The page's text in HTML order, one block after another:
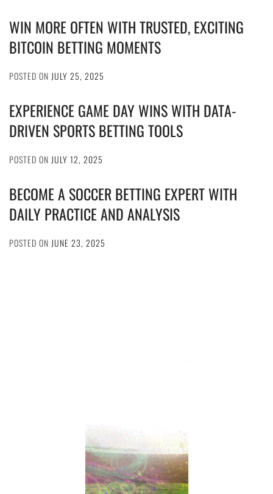
WIN MORE OFTEN WITH TRUSTED, EXCITING
BITCOIN BETTING MOMENTS
POSTED ON JULY 25, 2025
EXPERIENCE GAME DAY WINS WITH DATA-
DRIVEN SPORTS BETTING TOOLS
POSTED ON JULY 12, 2025
BECOME A SOCCER BETTING EXPERT WITH
DAILY PRACTICE AND ANALYSIS
POSTED ON JUNE 23, 2025